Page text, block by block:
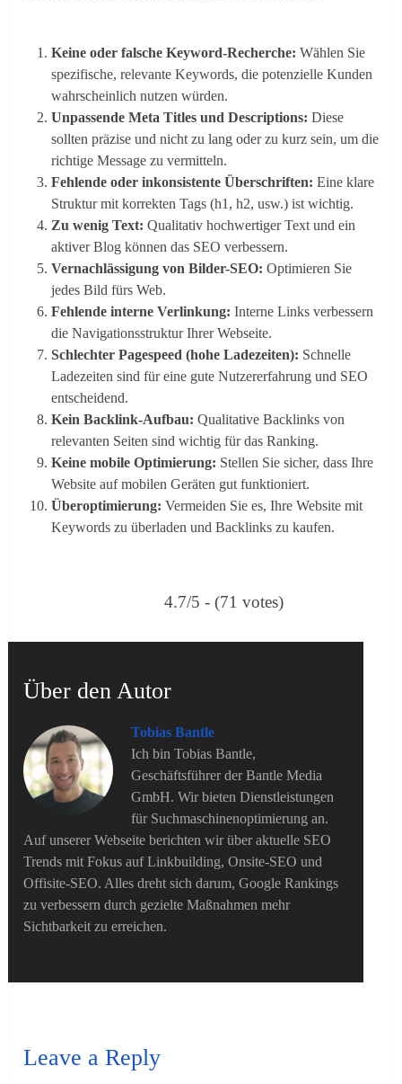
Keine oder falsche Keyword-Recherche: Wählen Sie
spezifische, relevante Keywords, die potenzielle Kunden
wahrscheinlich nutzen würden​​.
Unpassende Meta Titles und Descriptions: Diese
sollten präzise und nicht zu lang oder zu kurz sein, um die
richtige Message zu vermitteln​​.
Fehlende oder inkonsistente Überschriften: Eine klare
Struktur mit korrekten Tags (h1, h2, usw.) ist wichtig​​.
Zu wenig Text: Qualitativ hochwertiger Text und ein
aktiver Blog können das SEO verbessern​​.
Vernachlässigung von Bilder-SEO: Optimieren Sie
jedes Bild fürs Web​​.
Fehlende interne Verlinkung: Interne Links verbessern
die Navigationsstruktur Ihrer Webseite​​.
Schlechter Pagespeed (hohe Ladezeiten): Schnelle
Ladezeiten sind für eine gute Nutzererfahrung und SEO
entscheidend​​.
Kein Backlink-Aufbau: Qualitative Backlinks von
relevanten Seiten sind wichtig für das Ranking​​.
Keine mobile Optimierung: Stellen Sie sicher, dass Ihre
Website auf mobilen Geräten gut funktioniert​​.
Überoptimierung: Vermeiden Sie es, Ihre Website mit
Keywords zu überladen und Backlinks zu kaufen​​.
4.7/5 - (71 votes)
Über den Autor
Tobias Bantle
Ich bin Tobias Bantle,
Geschäftsführer der Bantle Media
GmbH. Wir bieten Dienstleistungen
für Suchmaschinenoptimierung an.
Auf unserer Webseite berichten wir über aktuelle SEO
Trends mit Fokus auf Linkbuilding, Onsite-SEO und
Offisite-SEO. Alles dreht sich darum, Google Rankings
zu verbessern durch gezielte Maßnahmen mehr
Sichtbarkeit zu erreichen.
Leave a Reply